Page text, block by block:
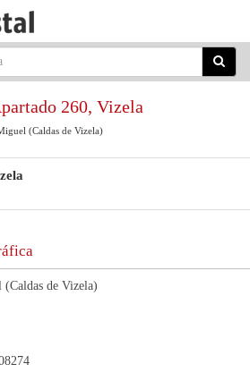
260, Vizela
(Caldas de Vizela)
(Caldas de Vizela)